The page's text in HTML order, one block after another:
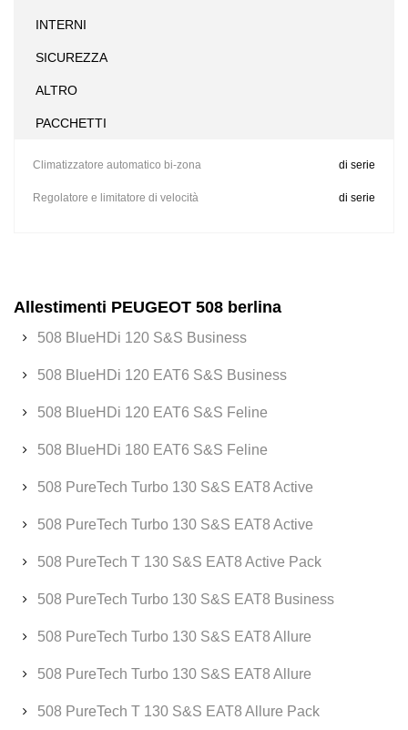
INTERNI
SICUREZZA
ALTRO
PACCHETTI
Climatizzatore automatico bi-zona di serie
Regolatore e limitatore di velocità di serie
Allestimenti PEUGEOT 508 berlina
508 BlueHDi 120 S&S Business
508 BlueHDi 120 EAT6 S&S Business
508 BlueHDi 120 EAT6 S&S Feline
508 BlueHDi 180 EAT6 S&S Feline
508 PureTech Turbo 130 S&S EAT8 Active
508 PureTech Turbo 130 S&S EAT8 Active
508 PureTech T 130 S&S EAT8 Active Pack
508 PureTech Turbo 130 S&S EAT8 Business
508 PureTech Turbo 130 S&S EAT8 Allure
508 PureTech Turbo 130 S&S EAT8 Allure
508 PureTech T 130 S&S EAT8 Allure Pack